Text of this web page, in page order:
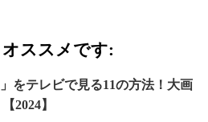
ススメです:
をテレビで見る11の方法！大画
2024】